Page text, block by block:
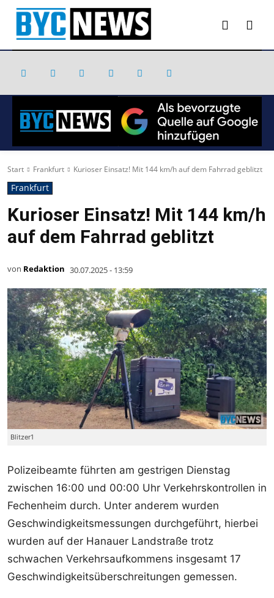
Start Frankfurt Kurioser Einsatz! Mit 144 km/h auf dem Fahrrad geblitzt
Frankfurt
Kurioser Einsatz! Mit 144 km/h
auf dem Fahrrad geblitzt
von Redaktion 30.07.2025 - 13:59
Blitzer1
Polizeibeamte führten am gestrigen Dienstag
zwischen 16:00 und 00:00 Uhr Verkehrskontrollen in
Fechenheim durch. Unter anderem wurden
Geschwindigkeitsmessungen durchgeführt, hierbei
wurden auf der Hanauer Landstraße trotz
schwachen Verkehrsaufkommens insgesamt 17
Geschwindigkeitsüberschreitungen gemessen.